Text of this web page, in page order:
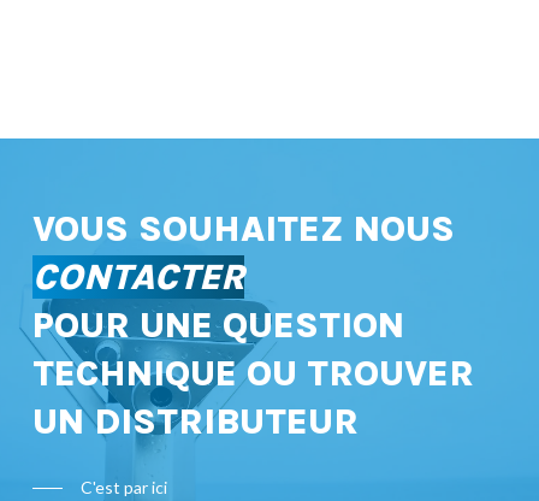
VOUS SOUHAITEZ NOUS
CONTACTER
POUR UNE QUESTION
TECHNIQUE OU TROUVER
UN DISTRIBUTEUR
C'est par ici